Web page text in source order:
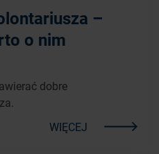
–
o nim
dobre
WIĘCEJ